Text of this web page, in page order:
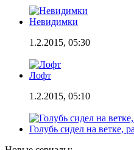
Невидимки
1.2.2015, 05:30
Лофт
1.2.2015, 05:10
Голубь сидел на ветке,